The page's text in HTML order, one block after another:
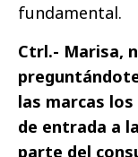
fundamental.
Ctrl.- Marisa,
las marcas
de entrada a
parte del